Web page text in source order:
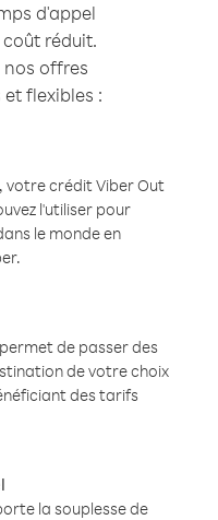
d'appel
réduit.
nos offres
flexibles :
votre crédit Viber Out
l'utiliser pour
le monde en
de passer des
de votre choix
des tarifs
la souplesse de